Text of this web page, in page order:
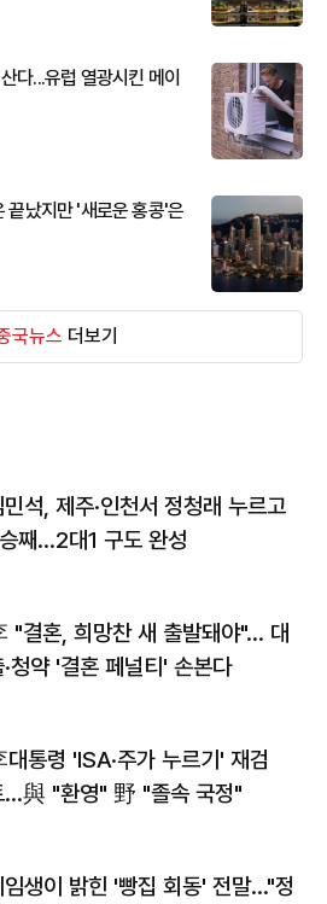
다...유럽 열광시킨 메이
끝났지만 '새로운 홍콩'은
국뉴스 더보기
민석, 제주·인천서 정청래 누르고
째…2대1 구도 완성
"결혼, 희망찬 새 출발돼야"… 대
청약 '결혼 페널티' 손본다
대통령 'ISA·주가 누르기' 재검
…與 "환영" 野 "졸속 국정"
임생이 밝힌 '빵집 회동' 전말…"정